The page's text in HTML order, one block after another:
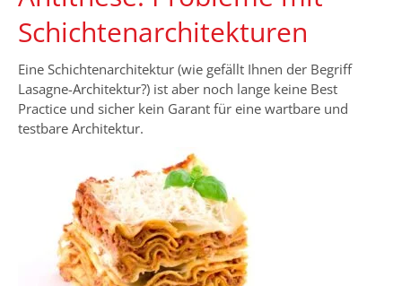
Schichtenarchitekturen
Eine Schichtenarchitektur (wie gefällt Ihnen der Begriff
Lasagne-Architektur?) ist aber noch lange keine Best
Practice und sicher kein Garant für eine wartbare und
testbare Architektur.